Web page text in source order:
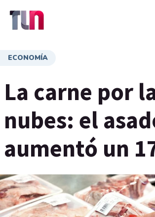
ECONOMÍA
La carne por
nubes: el
aumentó un